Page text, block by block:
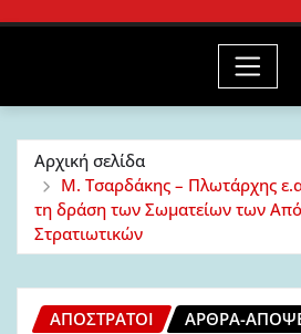
Αρχική σελίδα
Μ. Τσαρδάκης – Πλωτάρχης
τη δράση των Σωματείων των
Στρατιωτικών
ΑΠΌΣΤΡΑΤΟΙ
ΆΡΘΡΑ-